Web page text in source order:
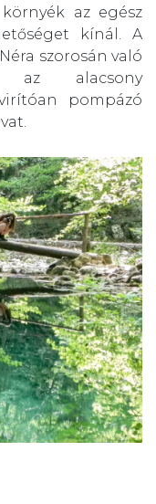
az egész
kínál. A
szorosán való
az alacsony
pompázó